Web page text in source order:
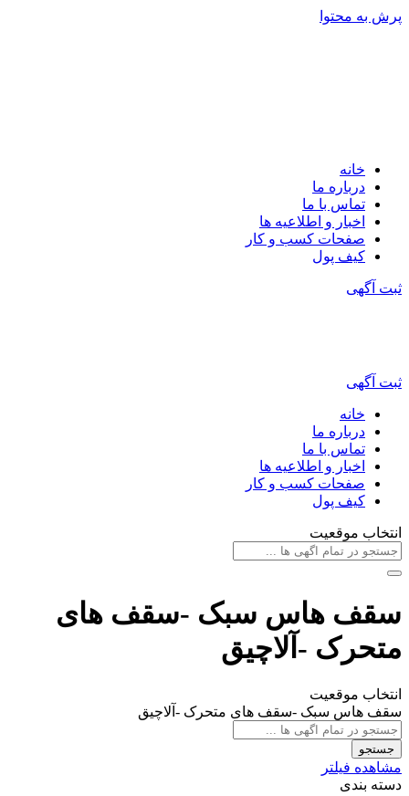
پرش به محتوا
خانه
درباره ما
تماس با ما
اخبار و اطلاعیه ها
صفحات کسب و کار
کیف پول
ثبت آگهی
ثبت آگهی
خانه
درباره ما
تماس با ما
اخبار و اطلاعیه ها
صفحات کسب و کار
کیف پول
انتخاب موقعیت
سقف هاس سبک -سقف های
متحرک -آلاچیق
انتخاب موقعیت
سقف هاس سبک -سقف های متحرک -آلاچیق
جستجو
مشاهده فیلتر
دسته بندی